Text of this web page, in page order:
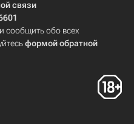
связи
сообщить обо всех
формой обратной